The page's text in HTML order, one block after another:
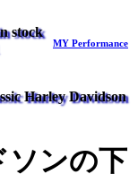
stock
MY Performance
Harley Davidson
ソンの下